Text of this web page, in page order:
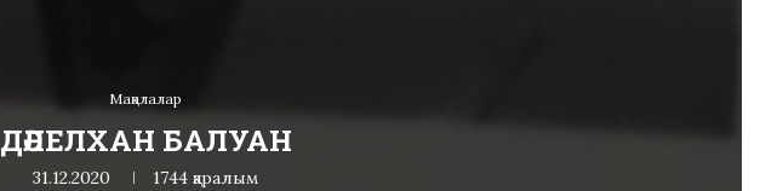
Мақалалар
ДӘЛЕЛХАН БАЛУАН
31.12.2020 1744 қаралым